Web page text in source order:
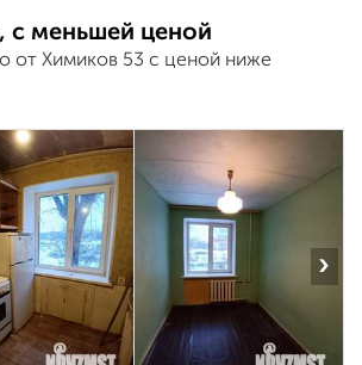
с меньшей ценой
от Химиков 53 с ценой ниже
›